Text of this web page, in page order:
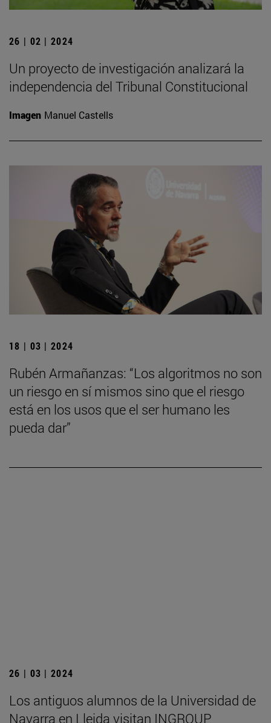
26 | 02 | 2024
Un proyecto de investigación analizará la
independencia del Tribunal Constitucional
Imagen Manuel Castells
18 | 03 | 2024
Rubén Armañanzas: “Los algoritmos no son
un riesgo en sí mismos sino que el riesgo
está en los usos que el ser humano les
pueda dar”
26 | 03 | 2024
Los antiguos alumnos de la Universidad de
Navarra en Lleida visitan INGROUP